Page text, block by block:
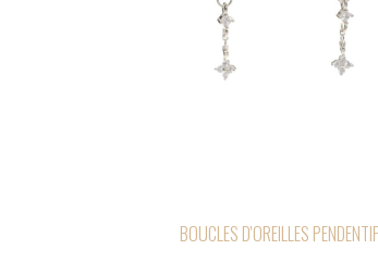
BOUCLES D'OREILLES PENDENTIF